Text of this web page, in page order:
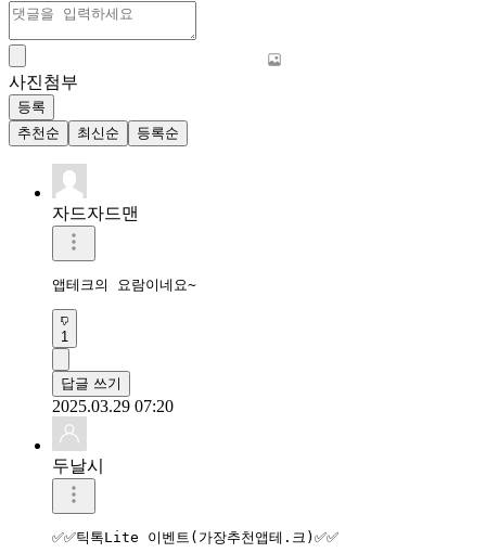
사진첨부
등록
추천순
최신순 등록순
자드자드맨
앱테크의 요람이네요~
1
답글 쓰기
2025.03.29 07:20
두날시
✅✅틱톡Lite 이벤트(가장추천앱테.크)✅✅